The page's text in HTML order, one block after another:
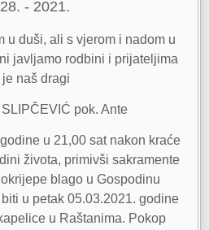
- 2021.
u duši, ali s vjerom i nadom u
javljamo rodbini i prijateljima
je naš dragi
pok. Ante
u 21,00 sat nakon kraće
života, primivši sakramente
blago u Gospodinu
u petak 05.03.2021. godine
u Raštanima. Pokop